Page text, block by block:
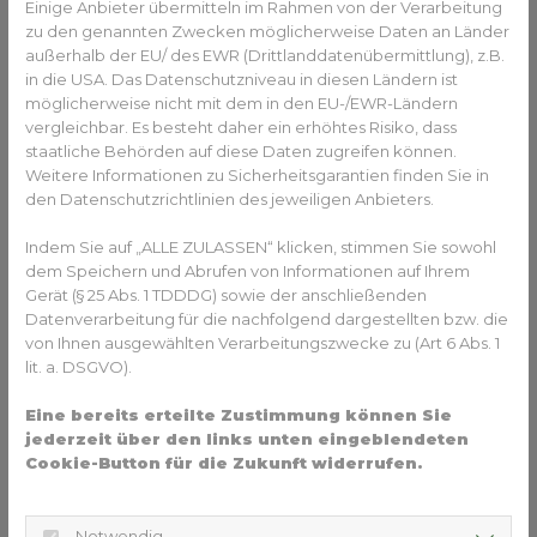
Gerichte mit rohem Gemüse (Salate). Generell sollten Sie
nur durchgegartes Essen konsumieren. Folgen Sie dem
Merksatz: “Cook it, peel it or forget it!” (zu Deutsch: Koch
es, schäle es oder vergiss es!”).
Beachten Sie eine gute Händehygiene. Für unterwegs
haben Sie am besten Handdesinfektionsmittel bei sich
(Handgel oder Spray mit Alkohol).
Vor und nach der Reise können Sie Ihr Verdauungssystem
mit der Einnahme von Probiotika unterstützen.
Vorbeugung gegen Mückenstiche
(Dengue-Fieber, Malaria und
japanische Enzephalitis)
Diese Krankheiten werden durch Mückenstiche (z.B. von
Aedes-Moskitos) übertragen. Der beste Schutz ist
demnach ein konsequenter Mückenschutz. Tragen Sie am
bestmöglich ab; vor allem bei Sonnenuntergang, wenn
Einige Anbieter übermitteln im Rahmen von der Verarbeitung
zu den genannten Zwecken möglicherweise Daten an Länder
außerhalb der EU/ des EWR (Drittlanddatenübermittlung), z.B.
in die USA. Das Datenschutzniveau in diesen Ländern ist
möglicherweise nicht mit dem in den EU-/EWR-Ländern
vergleichbar. Es besteht daher ein erhöhtes Risiko, dass
staatliche Behörden auf diese Daten zugreifen können.
Weitere Informationen zu Sicherheitsgarantien finden Sie in
den Datenschutzrichtlinien des jeweiligen Anbieters.
Indem Sie auf „ALLE ZULASSEN“ klicken, stimmen Sie sowohl
dem Speichern und Abrufen von Informationen auf Ihrem
Gerät (§ 25 Abs. 1 TDDDG) sowie der anschließenden
Datenverarbeitung für die nachfolgend dargestellten bzw. die
von Ihnen ausgewählten Verarbeitungszwecke zu (Art 6 Abs. 1
lit. a. DSGVO).
Eine bereits erteilte Zustimmung können Sie
jederzeit über den links unten eingeblendeten
Cookie-Button für die Zukunft widerrufen.